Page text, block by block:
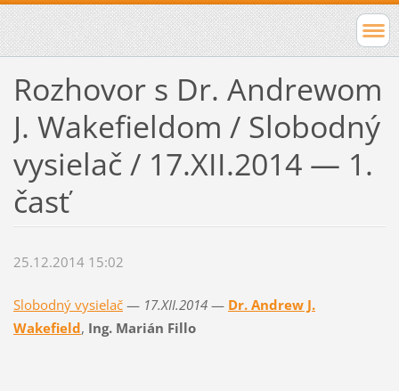
Rozhovor s Dr. Andrewom
J. Wakefieldom / Slobodný
vysielač / 17.XII.2014 — 1.
časť
25.12.2014 15:02
Slobodný vysielač— 17.XII.2014— Dr. Andrew J.
Wakefield, Ing. Marián Fillo